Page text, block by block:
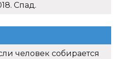
Спад.
человек собирается